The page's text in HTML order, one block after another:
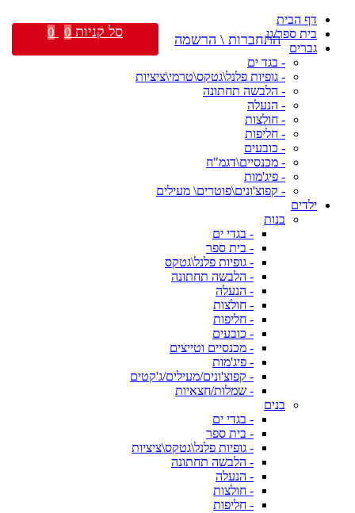
דף הבית
בית ספר/גן
גברים
- בגד ים
- גופיות פלנל\גטקס\טרמי\ציציות
- הלבשה תחתונה
- הנעלה
- חולצות
- חליפות
- כובעים
- מכנסיים\דגמ"ח
- פיג'מות
- קפוצ'ונים\פוטרים\ מעילים
ילדים
בנות
- בגדי ים
- בית ספר
- גופיות פלנל\גטקס
- הלבשה תחתונה
- הנעלה
- חולצות
- חליפות
- כובעים
- מכנסיים וטייצים
- פיג'מות
- קפוצ'ונים/מעילים/ג'קטים
- שמלות/חצאיות
בנים
- בגדי ים
- בית ספר
- גופיות פלנל\גטקס\ציציות
- הלבשה תחתונה
- הנעלה
- חולצות
- חליפות
התחברות \ הרשמה סל קניות 0
0